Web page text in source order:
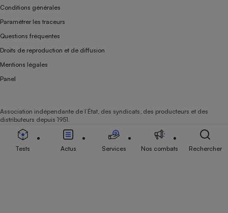
Conditions générales
Paramétrer les traceurs
Questions fréquentes
Droits de reproduction et de diffusion
Mentions légales
Panel
Association indépendante de l’État, des syndicats, des producteurs et des
distributeurs depuis 1951.
Tests Actus Services Nos combats Rechercher